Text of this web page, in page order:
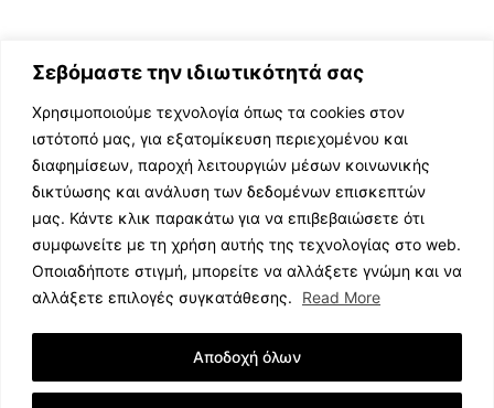
Σεβόμαστε την ιδιωτικότητά σας
Χρησιμοποιούμε τεχνολογία όπως τα cookies στον
ιστότοπό μας, για εξατομίκευση περιεχομένου και
διαφημίσεων, παροχή λειτουργιών μέσων κοινωνικής
δικτύωσης και ανάλυση των δεδομένων επισκεπτών
μας. Κάντε κλικ παρακάτω για να επιβεβαιώσετε ότι
συμφωνείτε με τη χρήση αυτής της τεχνολογίας στο web.
Οποιαδήποτε στιγμή, μπορείτε να αλλάξετε γνώμη και να
αλλάξετε επιλογές συγκατάθεσης.
Read More
Αποδοχή όλων
ΕΛΛΗΝΙΚΗ ΜΟΥΣΙΚΗ
TV SHOWS
EVENTS
ΘΕΑΤΡΟ
ΔΙΑΓΩΝΙΣΜΟΙ
STOA CULTURA
ΣΥΝΕΝΤΕΥΞΕΙΣ